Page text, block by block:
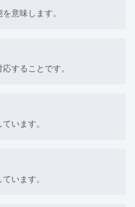
意味します。
することです。
います。
います。